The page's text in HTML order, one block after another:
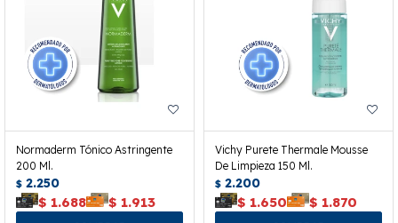
Normaderm Tónico Astringente
200 Ml.
$ 2.250
$ 1.688 $ 1.913
Vichy Purete Thermale Mousse
De Limpieza 150 Ml.
$ 2.200
$ 1.650 $ 1.870